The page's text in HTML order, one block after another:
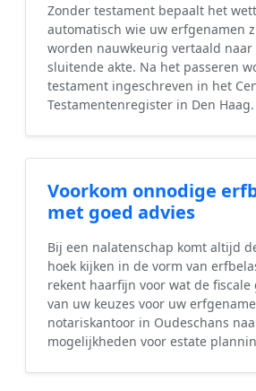
Zonder testament bepaalt het
automatisch wie uw erfgenamen
worden nauwkeurig vertaald
sluitende akte. Na het passeren
testament ingeschreven in het
Testamentenregister in Den Haag.
Voorkom onnodige
met goed advies
Bij een nalatenschap komt altijd
hoek kijken in de vorm van
rekent haarfijn voor wat de fiscale
van uw keuzes voor uw
notariskantoor in Oudeschans
mogelijkheden voor estate